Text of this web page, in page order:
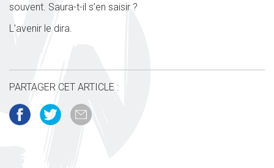
souvent. Saura-t-il s’en saisir ?
L’avenir le dira.
PARTAGER CET ARTICLE :